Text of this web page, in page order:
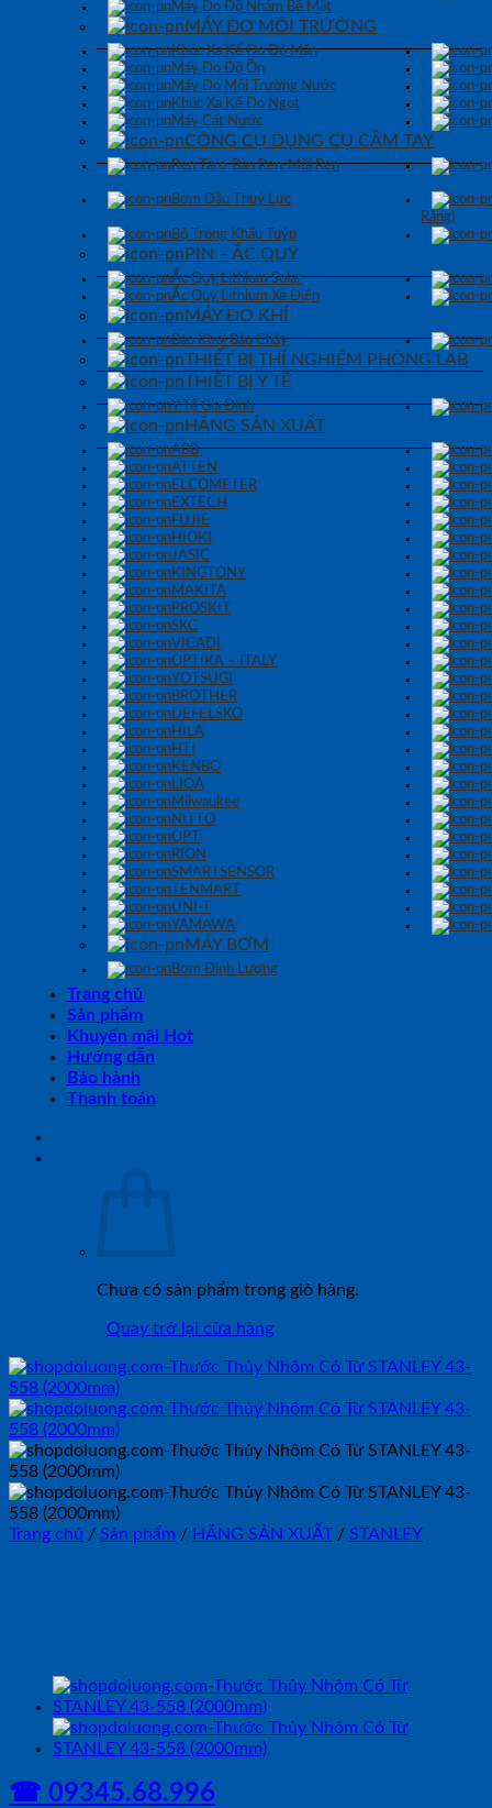
Máy Đo Độ Nhám Bề Mặt
MÁY ĐO MÔI TRƯỜNG
Khúc Xạ Kế Đo Độ Mặn
Máy Đo Độ Ồn
Máy Đo Môi Trường Nước
Khúc Xạ Kế Đo Ngọt
Máy Cất Nước
CÔNG CỤ DỤNG CỤ CẦM TAY
Ren Taro-Bàn Ren-Mũi Ren
Bơm Dầu Thuỷ Lực
Răng)
Bộ Tròng Khẩu Tuýp
PIN – ẮC QUY
Ắc Quy Lithium Solar
Ắc Quy Lithium Xe Điện
MÁY ĐO KHÍ
Báo Khói Báo Cháy
THIẾT BỊ THÍ NGHIỆM PHÒNG LAB
THIẾT BỊ Y TẾ
Y Tế Gia Đình
HÃNG SẢN XUẤT
ABB
ATTEN
ELCOMETER
EXTECH
FUJIE
HIOKI
JASIC
KINGTONY
MAKITA
PROSKIT
SKC
VICADI
OPTIKA – ITALY
YOTSUGI
BROTHER
DEFELSKO
HILA
HTI
KENBO
LIOA
Milwaukee
NITTO
OPT
RION
SMARTSENSOR
TENMART
UNI-T
YAMAWA
MÁY BƠM
Bơm Định Lượng
Trang chủ
Sản phẩm
Khuyến mãi Hot
Hướng dẫn
Bảo hành
Thanh toán
Chưa có sản phẩm trong giỏ hàng.
Quay trở lại cửa hàng
Trang chủ / Sản phẩm / HÃNG SẢN XUẤT / STANLEY
☎ 09345.68.996